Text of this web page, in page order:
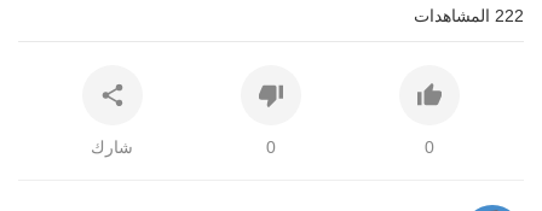
222 المشاهدات
0
0 شارك